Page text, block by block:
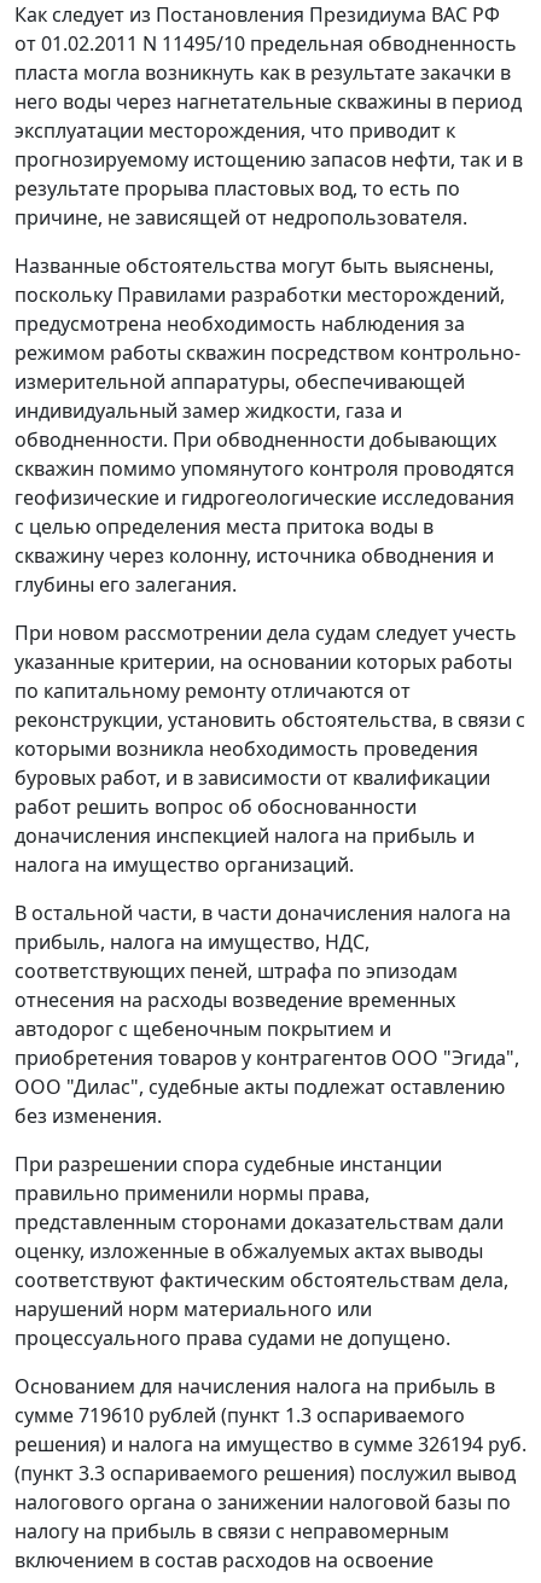
Как следует из Постановления Президиума ВАС РФ
от 01.02.2011 N 11495/10 предельная обводненность
пласта могла возникнуть как в результате закачки в
него воды через нагнетательные скважины в период
эксплуатации месторождения, что приводит к
прогнозируемому истощению запасов нефти, так и в
результате прорыва пластовых вод, то есть по
причине, не зависящей от недропользователя.
Названные обстоятельства могут быть выяснены,
поскольку Правилами разработки месторождений,
предусмотрена необходимость наблюдения за
режимом работы скважин посредством контрольно-
измерительной аппаратуры, обеспечивающей
индивидуальный замер жидкости, газа и
обводненности. При обводненности добывающих
скважин помимо упомянутого контроля проводятся
геофизические и гидрогеологические исследования
с целью определения места притока воды в
скважину через колонну, источника обводнения и
глубины его залегания.
При новом рассмотрении дела судам следует учесть
указанные критерии, на основании которых работы
по капитальному ремонту отличаются от
реконструкции, установить обстоятельства, в связи с
которыми возникла необходимость проведения
буровых работ, и в зависимости от квалификации
работ решить вопрос об обоснованности
доначисления инспекцией налога на прибыль и
налога на имущество организаций.
В остальной части, в части доначисления налога на
прибыль, налога на имущество, НДС,
соответствующих пеней, штрафа по эпизодам
отнесения на расходы возведение временных
автодорог с щебеночным покрытием и
приобретения товаров у контрагентов ООО "Эгида",
ООО "Дилас", судебные акты подлежат оставлению
без изменения.
При разрешении спора судебные инстанции
правильно применили нормы права,
представленным сторонами доказательствам дали
оценку, изложенные в обжалуемых актах выводы
соответствуют фактическим обстоятельствам дела,
нарушений норм материального или
процессуального права судами не допущено.
Основанием для начисления налога на прибыль в
сумме 719610 рублей (пункт 1.3 оспариваемого
решения) и налога на имущество в сумме 326194 руб.
(пункт 3.3 оспариваемого решения) послужил вывод
налогового органа о занижении налоговой базы по
налогу на прибыль в связи с неправомерным
включением в состав расходов на освоение